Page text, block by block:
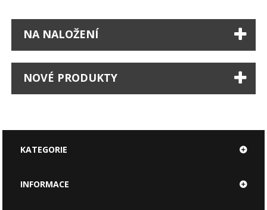
NA NALOŽENÍ
NOVÉ PRODUKTY
KATEGORIE
INFORMACE